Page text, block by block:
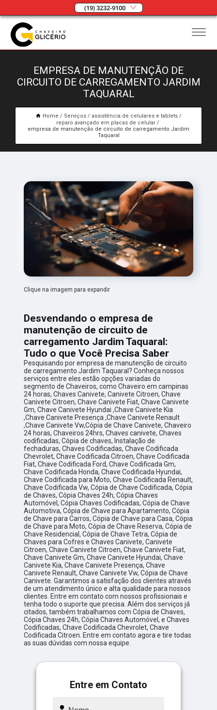
(19) 3232-9100
EMPRESA DE MANUTENÇÃO DE
CIRCUITO DE CARREGAMENTO JARDIM
TAQUARAL
Home Serviços
assistência de celulares e tablets
reparo avançado em placas de celular
empresa de manutenção de circuito de carregamento Jardim
Taquaral
Clique na imagem para expandir
Desvendando o empresa de
manutenção de circuito de
carregamento Jardim Taquaral:
Tudo o que Você Precisa Saber
Pesquisando por empresa de manutenção de circuito
de carregamento Jardim Taquaral? Conheça nossos
serviços entre eles estão opções variadas do
segmento de Chaveiros, como Chaveiro em campinas
24 horas, Chaves Canivete, Canivete Citroen, Chave
Canivete Citroen, Chave Canivete Fiat, Chave Canivete
Gm, Chave Canivete Hyundai ,Chave Canivete Kia
,Chave Canivete Presença ,Chave Canivete Renault
,Chave Canivete Vw,Cópia de Chave Canivete, Chaveiro
24 horas, Chaveiros 24hrs, Chaves canivete, Chaves
codificadas, Cópia de chaves, Instalação de
fechaduras, Chaves Codificadas, Chave Codificada
Chevrolet, Chave Codificada Citroen, Chave Codificada
Fiat, Chave Codificada Ford, Chave Codificada Gm,
Chave Codificada Honda, Chave Codificada Hyundai,
Chave Codificada para Moto, Chave Codificada Renault,
Chave Codificada Vw, Cópia de Chave Codificada, Cópia
de Chaves, Cópia Chaves 24h, Cópia Chaves
Automóvel, Cópia Chaves Codificadas, Cópia de Chave
Automotiva, Cópia de Chave para Apartamento, Cópia
de Chave para Carros, Cópia de Chave para Casa, Cópia
de Chave para Moto, Cópia de Chave Reserva, Cópia de
Chave Residencial, Cópia de Chave Tetra, Cópia de
Chaves para Cofres e Chaves Canivete, Canivete
Citroen, Chave Canivete Citroen, Chave Canivete Fiat,
Chave Canivete Gm, Chave Canivete Hyundai, Chave
Canivete Kia, Chave Canivete Presença, Chave
Canivete Renault, Chave Canivete Vw, Cópia de Chave
Canivete. Garantimos a satisfação dos clientes através
de um atendimento único e alta qualidade para nossos
clientes. Entre em contato com nossos profissionais e
tenha todo o suporte que precisa. Além dos serviços já
citados, também trabalhamos com Cópia de Chaves,
Cópia Chaves 24h, Cópia Chaves Automóvel, e Chaves
Codificadas, Chave Codificada Chevrolet, Chave
Codificada Citroen. Entre em contato agora e tire todas
as suas dúvidas com nossa equipe.
Entre em Contato